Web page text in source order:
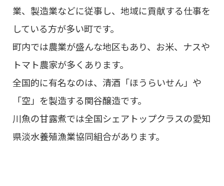
業、製造業などに従事し、地域に貢献する仕事を
している方が多い町です。
町内では農業が盛んな地区もあり、お米、ナスや
トマト農家が多くあります。
全国的に有名なのは、清酒「ほうらいせん」や
「空」を製造する関谷醸造です。
川魚の甘露煮では全国シェアトップクラスの愛知
県淡水養殖漁業協同組合があります。